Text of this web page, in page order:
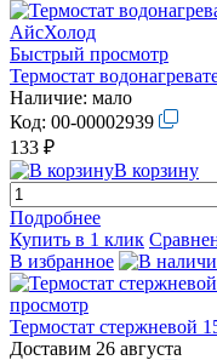
Быстрый просмотр
Термостат
Наличие: мало
Код: 00-00002939
133 ₽
В корзину
Подробнее
Купить в 1 клик
В избранное
просмотр
Термостат стержневой
Доставим 26 августа